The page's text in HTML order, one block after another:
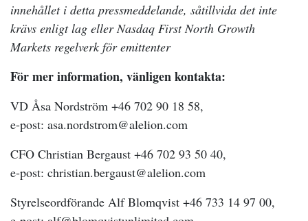
innehållet i detta pressmeddelande, såtillvida det inte
krävs enligt lag eller Nasdaq First North Growth
Markets regelverk för emittenter
För mer information, vänligen kontakta:
VD Åsa Nordström +46 702 90 18 58,
e-post: asa.nordstrom@alelion.com
CFO Christian Bergaust +46 702 93 50 40,
e-post: christian.bergaust@alelion.com
Styrelseordförande Alf Blomqvist +46 733 14 97 00,